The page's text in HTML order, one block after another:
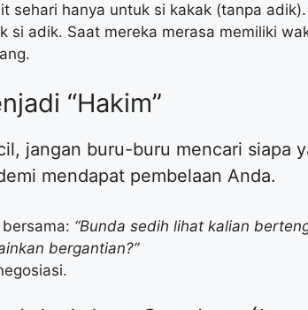
sehari hanya untuk si kakak (tanpa adik).
si adik. Saat mereka merasa memiliki
“Hakim”
jangan buru-buru mencari siapa
mendapat pembelaan Anda.
“Bunda sedih lihat kalian
bergantian?”